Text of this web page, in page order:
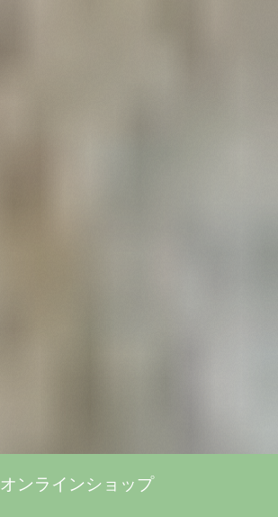
オンラインショップ